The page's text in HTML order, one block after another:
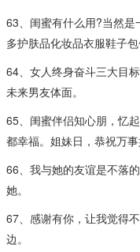
63、闺蜜有什么用?当然是
多护肤品化妆品衣服鞋子包
64、女人终身奋斗三大目
未来男友体面。
65、闺蜜伴侣知心朋，忆
都幸福。姐妹日，恭祝万
66、我与她的友谊是不落
她。
67、感谢有你，让我觉得
边。